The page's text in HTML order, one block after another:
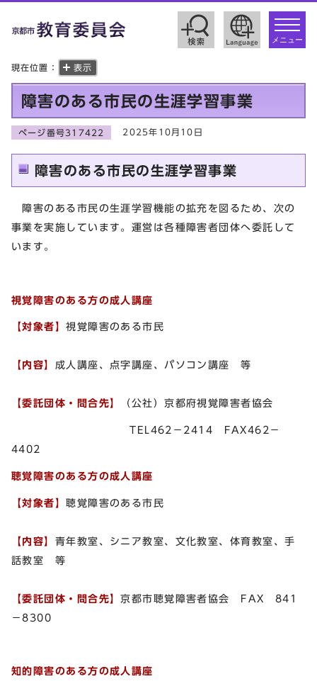
toggle
メニュー
現在位置： 表示
障害のある市民の生涯学習事業
ページ番号317422 2025年10月10日
障害のある市民の生涯学習事業
障害のある市民の生涯学習機能の拡充を図るため、次の
事業を実施しています。運営は各種障害者団体へ委託して
います。
視覚障害のある方の成人講座
【対象者】視覚障害のある市民
【内容】 成人講座、点字講座、パソコン講座 等
【委託団体・問合先】 （公社）京都府視覚障害者協会
TEL462－2414 FAX462－
4402
聴覚障害のある方の成人講座
【対象者】聴覚障害のある市民
【内容】 青年教室、シニア教室、文化教室、体育教室、手
話教室 等
【委託団体・問合先】京都市聴覚障害者協会 FAX 841
－8300
知的障害のある方の成人講座